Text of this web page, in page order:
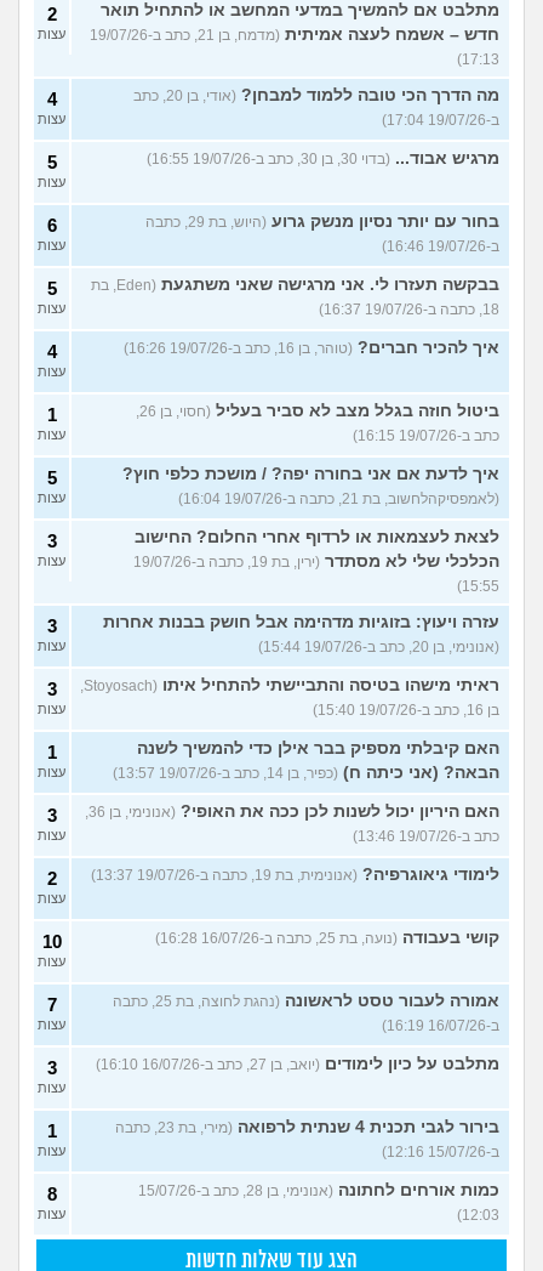
מתלבט אם להמשיך במדעי המחשב או להתחיל תואר
חדש – אשמח לעצה אמיתית
(מדמח, בן 21, כתב ב-19/07/26
17:13)
2
עצות
מה הדרך הכי טובה ללמוד למבחן?
(אודי, בן 20, כתב
ב-19/07/26 17:04)
4
עצות
מרגיש אבוד... (בדוי 30, בן 30, כתב ב-19/07/26 16:55) 5
עצות
בחור עם יותר נסיון מנשק גרוע
(היוש, בת 29, כתבה
ב-19/07/26 16:46)
6
עצות
בבקשה תעזרו לי. אני מרגישה שאני משתגעת
(Eden, בת
18, כתבה ב-19/07/26 16:37)
5
עצות
איך להכיר חברים? (טוהר, בן 16, כתב ב-19/07/26 16:26) 4
עצות
ביטול חוזה בגלל מצב לא סביר בעליל
כתב ב-19/07/26 16:15)
1
עצות
איך לדעת אם אני בחורה יפה? / מושכת כלפי חוץ?
(לאמפסיקהלחשוב, בת 21, כתבה ב-19/07/26 16:04)
5
עצות
לצאת לעצמאות או לרדוף אחרי החלום? החישוב
הכלכלי שלי לא מסתדר
(ירין, בת 19, כתבה ב-19/07/26
15:55)
3
עצות
עזרה ויעוץ: בזוגיות מדהימה אבל חושק בבנות אחרות
(אנונימי, בן 20, כתב ב-19/07/26 15:44)
3
עצות
ראיתי מישהו בטיסה והתביישתי להתחיל איתו
בן 16, כתב ב-19/07/26 15:40)
3
עצות
האם קיבלתי מספיק בבר אילן כדי להמשיך לשנה
הבאה? (אני כיתה ח) (כפיר, בן 14, כתב ב-19/07/26 13:57)
1
עצות
האם היריון יכול לשנות לכן ככה את האופי?
כתב ב-19/07/26 13:46)
3
עצות
לימודי גיאוגרפיה? (אנונימית, בת 19, כתבה ב-19/07/26 13:37) 2
עצות
קושי בעבודה (נועה, בת 25, כתבה ב-16/07/26 16:28) 10
עצות
אמורה לעבור טסט לראשונה
(נהגת לחוצה, בת 25, כתבה
ב-16/07/26 16:19)
7
עצות
מתלבט על כיון לימודים (יואב, בן 27, כתב ב-16/07/26 16:10) 3
עצות
בירור לגבי תכנית 4 שנתית לרפואה
(מירי, בת 23, כתבה
ב-15/07/26 12:16)
1
עצות
כמות אורחים לחתונה
(אנונימי, בן 28, כתב ב-15/07/26
12:03)
8
עצות
הצג עוד שאלות חדשות